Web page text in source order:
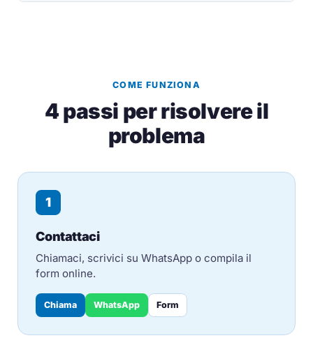
COME FUNZIONA
4 passi per risolvere il
problema
1
Contattaci
Chiamaci, scrivici su WhatsApp o compila il
form online.
Chiama WhatsApp Form